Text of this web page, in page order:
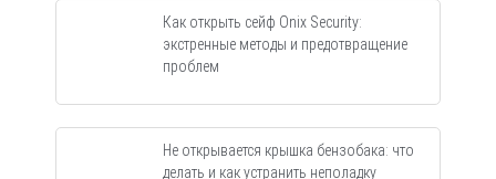
Как открыть сейф Onix Security:
экстренные методы и предотвращение
проблем
Не открывается крышка бензобака: что
делать и как устранить неполадку